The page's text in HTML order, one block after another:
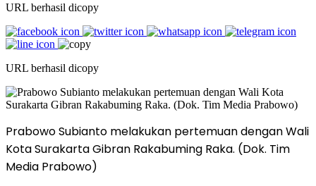
URL berhasil dicopy
URL berhasil dicopy
Prabowo Subianto melakukan pertemuan dengan Wali
Kota Surakarta Gibran Rakabuming Raka. (Dok. Tim
Media Prabowo)